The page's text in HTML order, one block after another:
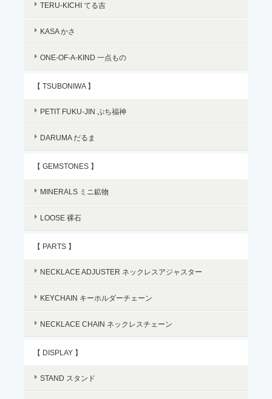
TERU-KICHI てる吉
KASA かさ
ONE-OF-A-KIND 一点もの
【 TSUBONIWA 】
PETIT FUKU-JIN ぷち福神
DARUMA だるま
【 GEMSTONES 】
MINERALS ミニ鉱物
LOOSE 裸石
【 PARTS 】
NECKLACE ADJUSTER ネックレスアジャスター
KEYCHAIN キーホルダーチェーン
NECKLACE CHAIN ネックレスチェーン
【 DISPLAY 】
STAND スタンド